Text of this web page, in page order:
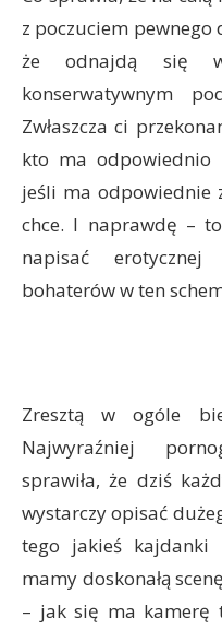
z poczuciem
że odnajdą się
konserwatywnym
Zwłaszcza ci
kto ma odpowiednio
jeśli ma odpowiednie
chce. I naprawdę –
napisać
bohaterów w ten
Zresztą w ogóle
Najwyraźniej
sprawiła, że dziś
wystarczy opisać
tego jakieś
mamy doskonałą
– jak się ma kamerę